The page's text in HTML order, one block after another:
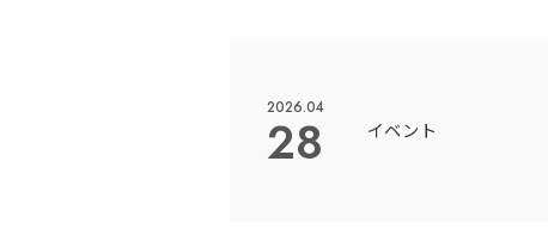
2026.04
28 イベント